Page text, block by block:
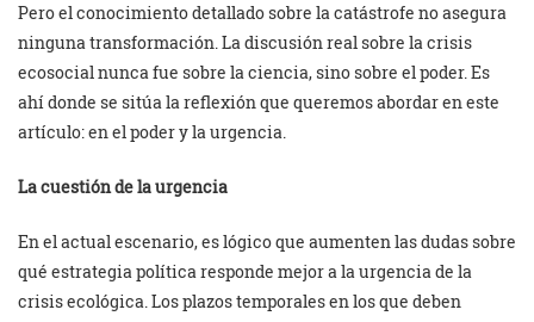
Pero el conocimiento detallado sobre la catástrofe no asegura
ninguna transformación. La discusión real sobre la crisis
ecosocial nunca fue sobre la ciencia, sino sobre el poder. Es
ahí donde se sitúa la reflexión que queremos abordar en este
artículo: en el poder y la urgencia.
La cuestión de la urgencia
En el actual escenario, es lógico que aumenten las dudas sobre
qué estrategia política responde mejor a la urgencia de la
crisis ecológica. Los plazos temporales en los que deben